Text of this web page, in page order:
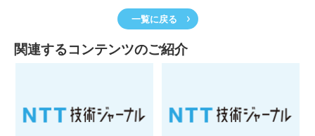
一覧に戻る
関連するコンテンツのご紹介